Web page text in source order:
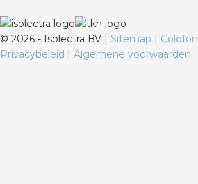
© 2026 - Isolectra BV | Sitemap | Colofon
Privacybeleid | Algemene voorwaarden